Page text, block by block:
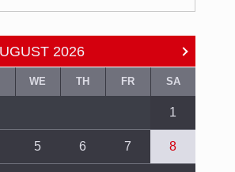
2026
WE TH FR SA
1
5 6 7 8